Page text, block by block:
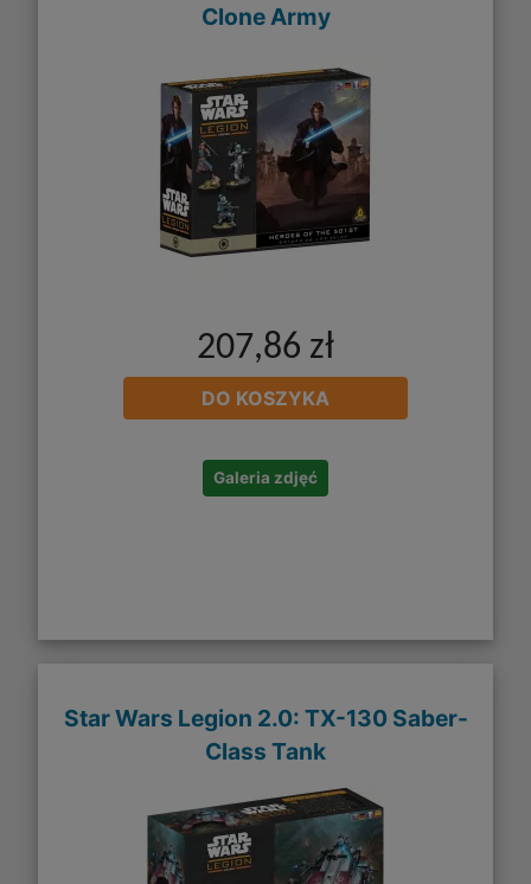
Clone Army
207,86 zł
DO KOSZYKA
Galeria zdjęć
Star Wars Legion 2.0: TX-130 Saber-
Class Tank